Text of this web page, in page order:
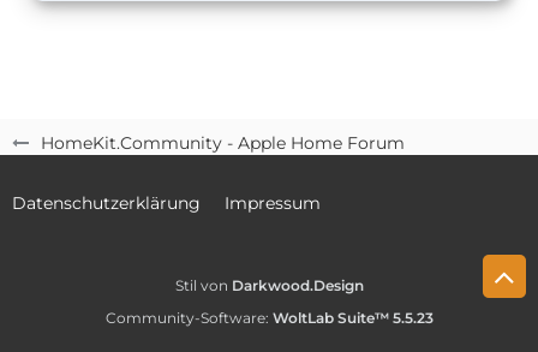
HomeKit.Community - Apple Home Forum
Datenschutzerklärung Impressum
Stil von Darkwood.Design
Community-Software: WoltLab Suite™ 5.5.23